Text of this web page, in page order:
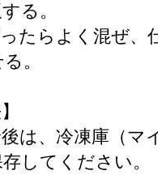
る。
たらよく混ぜ、
。
は、冷凍庫（マ
してください。